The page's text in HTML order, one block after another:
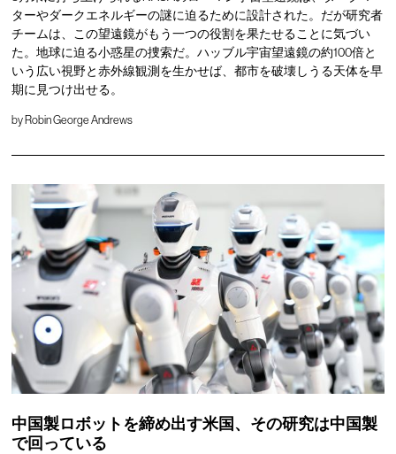
ターやダークエネルギーの謎に迫るために設計された。だが研究者
チームは、この望遠鏡がもう一つの役割を果たせることに気づい
た。地球に迫る小惑星の捜索だ。ハッブル宇宙望遠鏡の約100倍と
いう広い視野と赤外線観測を生かせば、都市を破壊しうる天体を早
期に見つけ出せる。
by Robin George Andrews
中国製ロボットを締め出す米国、その研究は中国製
で回っている